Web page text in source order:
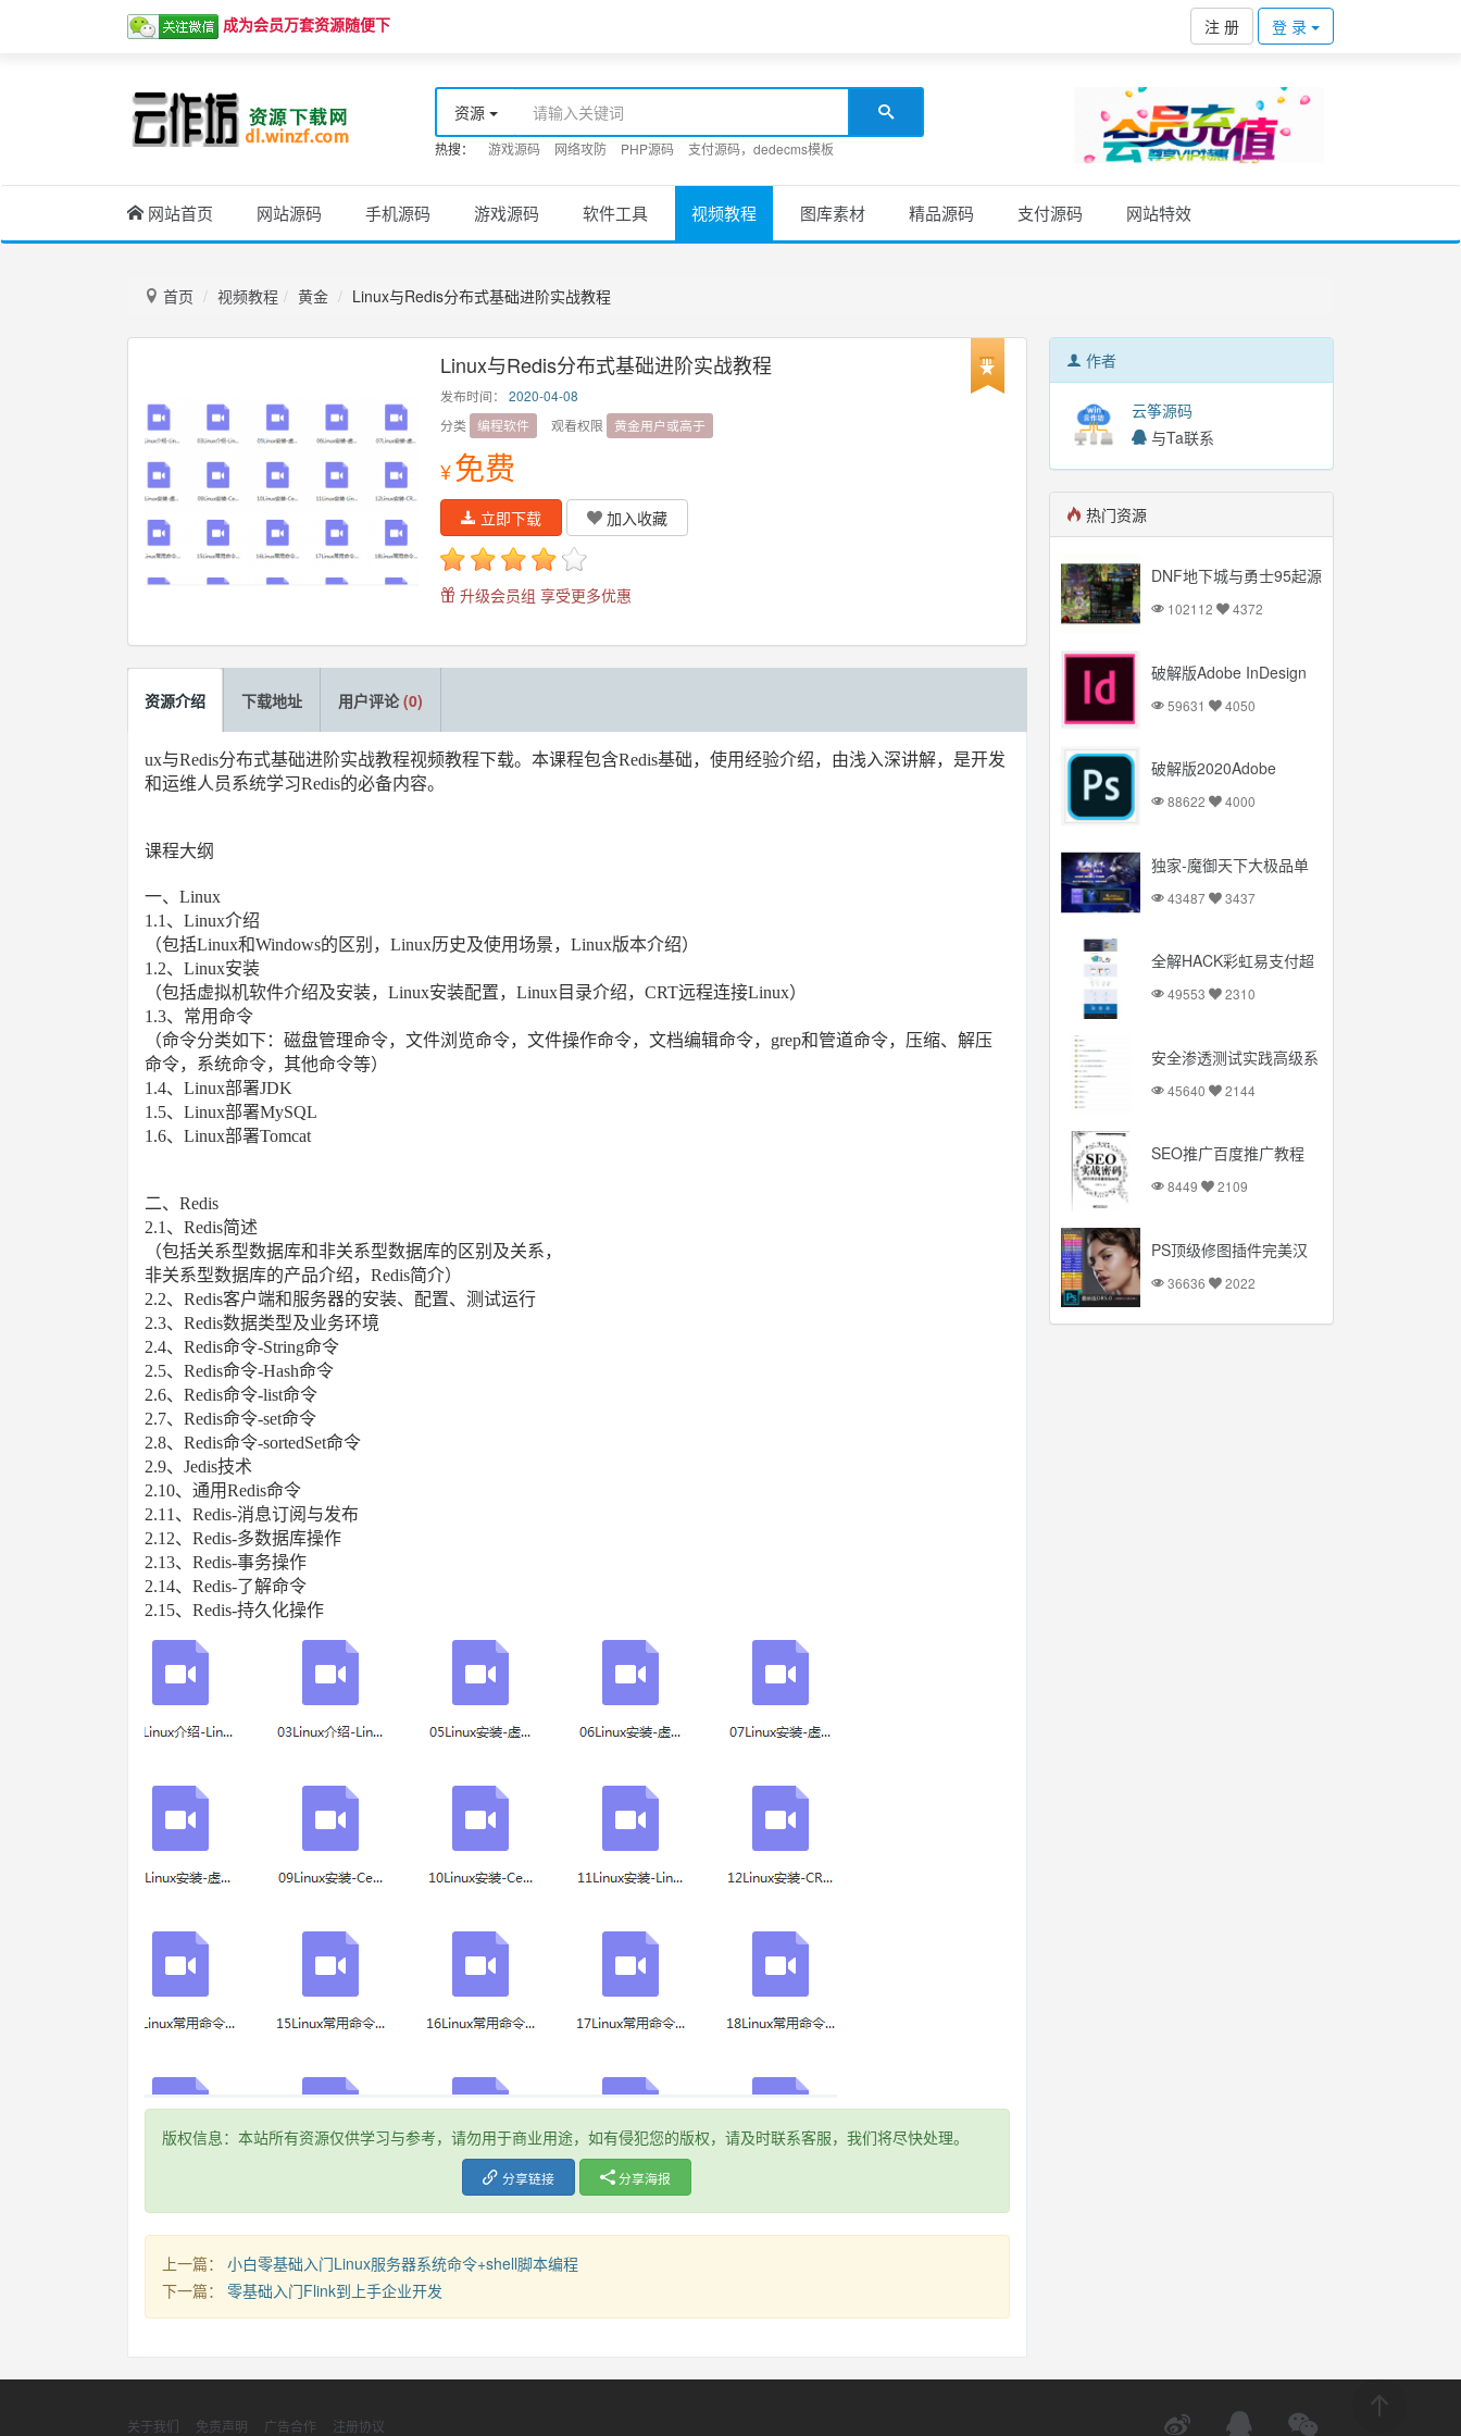
成为会员万套资源随便下 注 册 登 录
资源
热搜： 游戏源码 网络攻防 PHP源码 支付源码，dedecms模板
网站首页 网站源码 手机源码 游戏源码 软件工具 视频教程 图库素材 精品源码 支付源码 网站特效
首页 视频教程 黄金 Linux与Redis分布式基础进阶实战教程
Linux与Redis分布式基础进阶实战教程
发布时间：
2020-04-08
分类
编程软件 观看权限 黄金用户或高于
¥免费
立即下载 加入收藏
升级会员组 享受更多优惠
资源介绍 下载地址 用户评论(0)
ux与Redis分布式基础进阶实战教程视频教程下载。本课程包含Redis基础，使用经验介绍，由浅入深讲解，是开发
和运维人员系统学习Redis的必备内容。
课程大纲
一、Linux
1.1、Linux介绍
（包括Linux和Windows的区别，Linux历史及使用场景，Linux版本介绍）
1.2、Linux安装
（包括虚拟机软件介绍及安装，Linux安装配置，Linux目录介绍，CRT远程连接Linux）
1.3、常用命令
（命令分类如下：磁盘管理命令，文件浏览命令，文件操作命令，文档编辑命令，grep和管道命令，压缩、解压
命令，系统命令，其他命令等）
1.4、Linux部署JDK
1.5、Linux部署MySQL
1.6、Linux部署Tomcat
二、Redis
2.1、Redis简述
（包括关系型数据库和非关系型数据库的区别及关系，
非关系型数据库的产品介绍，Redis简介）
2.2、Redis客户端和服务器的安装、配置、测试运行
2.3、Redis数据类型及业务环境
2.4、Redis命令-String命令
2.5、Redis命令-Hash命令
2.6、Redis命令-list命令
2.7、Redis命令-set命令
2.8、Redis命令-sortedSet命令
2.9、Jedis技术
2.10、通用Redis命令
2.11、Redis-消息订阅与发布
2.12、Redis-多数据库操作
2.13、Redis-事务操作
2.14、Redis-了解命令
2.15、Redis-持久化操作
版权信息：本站所有资源仅供学习与参考，请勿用于商业用途，如有侵犯您的版权，请及时联系客服，我们将尽快处理。
分享链接 分享海报
上一篇： 小白零基础入门Linux服务器系统命令+shell脚本编程
下一篇： 零基础入门Flink到上手企业开发
作者
云筝源码
与Ta联系
热门资源
DNF地下城与勇士95起源
版本【云库端+VM一键
端】台服95起源网游可联
102112 4372
破解版Adobe InDesign
国语言
59631 4050
破解版2020Adobe
Photoshop
Mac+Windows 多国语言
88622 4000
独家-魔御天下大极品单
力_PK超爽【Gom引擎】
43487 3437
全解HACK彩虹易支付超
完整源码
49553 2310
安全渗透测试实践高级系
45640 2144
SEO推广百度推广教程
SEO排名
8449 2109
PS顶级修图插件完美汉
方便36636 2022
关于我们 免责声明 广告合作 注册协议